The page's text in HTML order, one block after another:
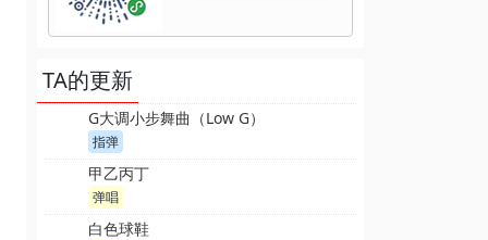
TA的更新
G大调小步舞曲（Low G）
指弹
甲乙丙丁
弹唱
白色球鞋